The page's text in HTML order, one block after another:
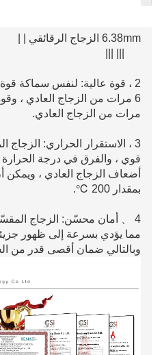
6.38mm الزجاج الرقائقي | |
مرات من الزجاج العادي.
3 ، الاستقرار الحراري:
قوي ، والفرق في درجة الحرارة
أضعاف الزجاج العادي ، ويمكن
بمقدار 200 ℃.
4 、 أمان محسّن: الزجاج
مما يؤدي بسرعة إلى ظهور
وبالتالي ضمان أقصى قدر من